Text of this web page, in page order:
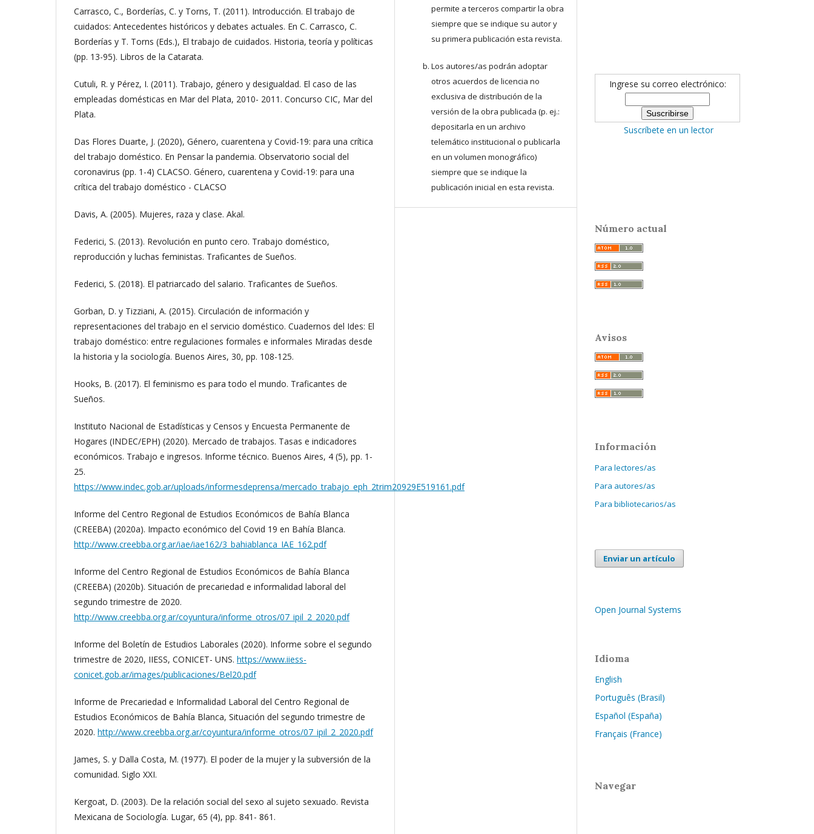
Carrasco, C., Borderías, C. y Torns, T. (2011). Introducción. El trabajo de
cuidados: Antecedentes históricos y debates actuales. En C. Carrasco, C.
Borderías y T. Torns (Eds.), El trabajo de cuidados. Historia, teoría y políticas
(pp. 13-95). Libros de la Catarata.
Cutuli, R. y Pérez, I. (2011). Trabajo, género y desigualdad. El caso de las
empleadas domésticas en Mar del Plata, 2010- 2011. Concurso CIC, Mar del
Plata.
Das Flores Duarte, J. (2020), Género, cuarentena y Covid-19: para una crítica
del trabajo doméstico. En Pensar la pandemia. Observatorio social del
coronavirus (pp. 1-4) CLACSO. Género, cuarentena y Covid-19: para una
crítica del trabajo doméstico - CLACSO
Davis, A. (2005). Mujeres, raza y clase. Akal.
Federici, S. (2013). Revolución en punto cero. Trabajo doméstico,
reproducción y luchas feministas. Traficantes de Sueños.
Federici, S. (2018). El patriarcado del salario. Traficantes de Sueños.
Gorban, D. y Tizziani, A. (2015). Circulación de información y
representaciones del trabajo en el servicio doméstico. Cuadernos del Ides: El
trabajo doméstico: entre regulaciones formales e informales Miradas desde
la historia y la sociología. Buenos Aires, 30, pp. 108-125.
Hooks, B. (2017). El feminismo es para todo el mundo. Traficantes de
Sueños.
Instituto Nacional de Estadísticas y Censos y Encuesta Permanente de
Hogares (INDEC/EPH) (2020). Mercado de trabajos. Tasas e indicadores
económicos. Trabajo e ingresos. Informe técnico. Buenos Aires, 4 (5), pp. 1-
25.
https://www.indec.gob.ar/uploads/informesdeprensa/mercado_trabajo_eph_2trim20929E519161.pdf
Informe del Centro Regional de Estudios Económicos de Bahía Blanca
(CREEBA) (2020a). Impacto económico del Covid 19 en Bahía Blanca.
http://www.creebba.org.ar/iae/iae162/3_bahiablanca_IAE_162.pdf
Informe del Centro Regional de Estudios Económicos de Bahía Blanca
(CREEBA) (2020b). Situación de precariedad e informalidad laboral del
segundo trimestre de 2020.
http://www.creebba.org.ar/coyuntura/informe_otros/07_ipil_2_2020.pdf
Informe del Boletín de Estudios Laborales (2020). Informe sobre el segundo
trimestre de 2020, IIESS, CONICET- UNS. https://www.iiess-
conicet.gob.ar/images/publicaciones/Bel20.pdf
Informe de Precariedad e Informalidad Laboral del Centro Regional de
Estudios Económicos de Bahía Blanca, Situación del segundo trimestre de
2020. http://www.creebba.org.ar/coyuntura/informe_otros/07_ipil_2_2020.pdf
James, S. y Dalla Costa, M. (1977). El poder de la mujer y la subversión de la
comunidad. Siglo XXI.
Kergoat, D. (2003). De la relación social del sexo al sujeto sexuado. Revista
Mexicana de Sociología. Lugar, 65 (4), pp. 841- 861.
permite a terceros compartir la obra
siempre que se indique su autor y
su primera publicación esta revista.
Los autores/as podrán adoptar
otros acuerdos de licencia no
exclusiva de distribución de la
versión de la obra publicada (p. ej.:
depositarla en un archivo
telemático institucional o publicarla
en un volumen monográfico)
siempre que se indique la
publicación inicial en esta revista.
Ingrese su correo electrónico:
Suscríbete en un lector
Número actual
Avisos
Información
Para lectores/as
Para autores/as
Para bibliotecarios/as
Enviar un artículo
Open Journal Systems
Idioma
English
Português (Brasil)
Español (España)
Français (France)
Navegar